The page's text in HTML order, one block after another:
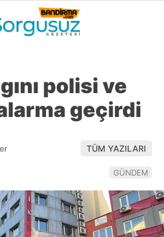
32.9
BALIKESIR
YAZARLAR
polisi ve
geçirdi
TÜM YAZILARI
GÜNDEM